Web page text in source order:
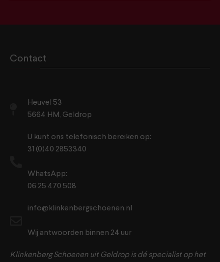
Contact
Heuvel 53
5664 HM, Geldrop
U kunt ons telefonisch bereiken op:
31 (0)40 2853340
WhatsApp:
06 25 470 508
info@klinkenbergschoenen.nl
Wij antwoorden binnen 24 uur
Klinkenberg Schoenen uit Geldrop is dé specialist op het